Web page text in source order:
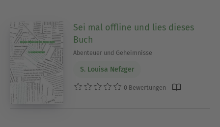
Sei mal offline und lies dieses
Buch
Abenteuer und Geheimnisse
S. Louisa Nefzger
0 Bewertungen